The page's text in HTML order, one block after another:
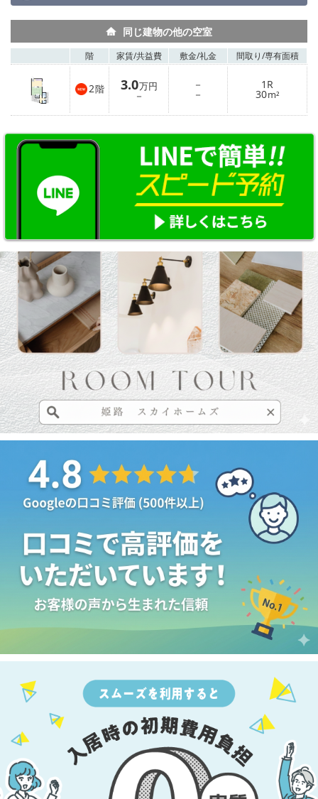
同じ建物の他の空室
階 家賃/共益費 敷金/礼金 間取り/専有面積
2階 3.0万円
－
－
－
1R
30m²